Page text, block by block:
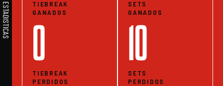
TIEBREAK
GANADOS
0
TIEBREAK
PERDIDOS
SETS
GANADOS
10
SETS
PERDIDOS